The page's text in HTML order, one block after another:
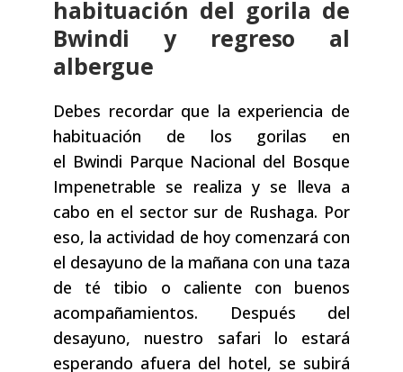
habituación del gorila de
Bwindi y regreso al
albergue
Debes recordar que la experiencia de
habituación de los gorilas en
el Bwindi Parque Nacional del Bosque
Impenetrable se realiza y se lleva a
cabo en el sector sur de Rushaga. Por
eso, la actividad de hoy comenzará con
el desayuno de la mañana con una taza
de té tibio o caliente con buenos
acompañamientos. Después del
desayuno, nuestro safari lo estará
esperando afuera del hotel, se subirá